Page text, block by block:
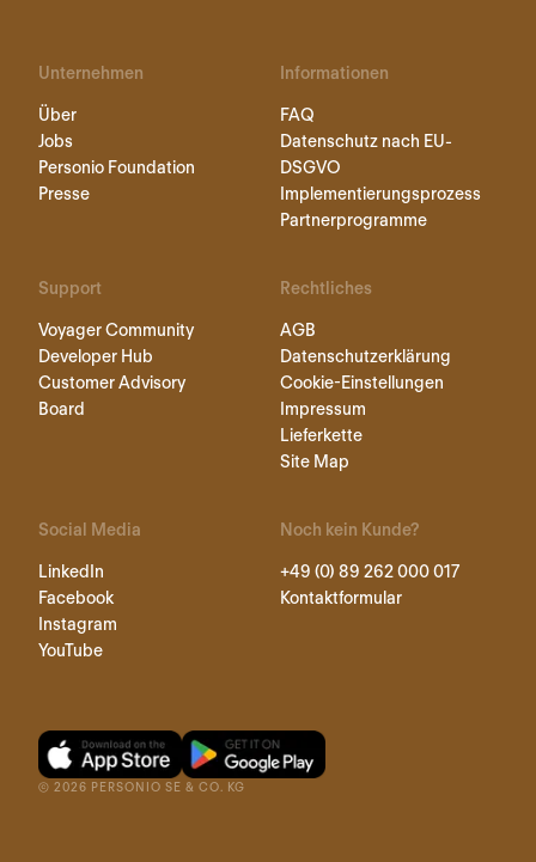
Unternehmen
Über
Jobs
Personio Foundation
Presse
Informationen
FAQ
Datenschutz nach EU-
DSGVO
Implementierungsprozess
Partnerprogramme
Support
Voyager Community
Developer Hub
Customer Advisory
Board
Rechtliches
AGB
Datenschutzerklärung
Cookie-Einstellungen
Impressum
Lieferkette
Site Map
Social Media
LinkedIn
Facebook
Instagram
YouTube
Noch kein Kunde?
+49 (0) 89 262 000 017
Kontaktformular
© 2026 PERSONIO SE & CO. KG